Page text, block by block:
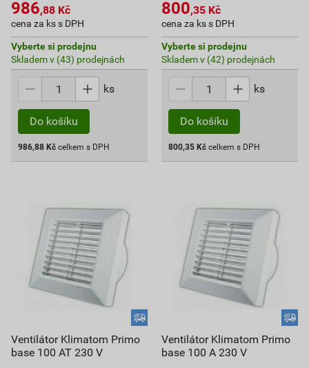
986,88 Kč
cena za ks s DPH
Vyberte si prodejnu
Skladem v (43) prodejnách
ks
Do košíku
986,88 Kč celkem s DPH
800,35 Kč
cena za ks s DPH
Vyberte si prodejnu
Skladem v (42) prodejnách
ks
Do košíku
800,35 Kč celkem s DPH
Ventilátor Klimatom Primo
base 100 AT 230 V
Ventilátor Klimatom Primo
base 100 A 230 V